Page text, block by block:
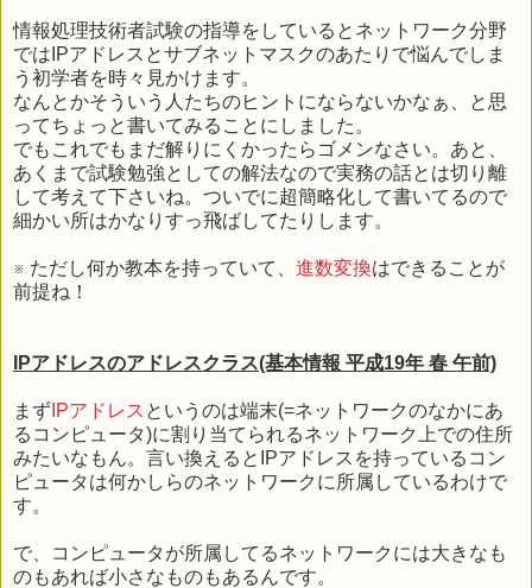
情報処理技術者試験の指導をしているとネットワーク分野
ではIPアドレスとサブネットマスクのあたりで悩んでしま
う初学者を時々見かけます。
なんとかそういう人たちのヒントにならないかなぁ、と思
ってちょっと書いてみることにしました。
でもこれでもまだ解りにくかったらゴメンなさい。あと、
あくまで試験勉強としての解法なので実務の話とは切り離
して考えて下さいね。ついでに超簡略化して書いてるので
細かい所はかなりすっ飛ばしてたりします。
※ ただし何か教本を持っていて、 進数変換はできることが
前提ね！
IPアドレスのアドレスクラス(基本情報 平成19年 春 午前)
まず IPアドレス というのは端末(=ネットワークのなかにあ
るコンピュータ)に割り当てられるネットワーク上での住所
みたいなもん。言い換えるとIPアドレスを持っているコン
ピュータは何かしらのネットワークに所属しているわけで
す。
で、コンピュータが所属してるネットワークには大きなも
のもあれば小さなものもあるんです。